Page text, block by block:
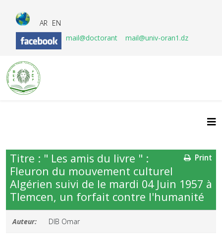
AR EN
mail@doctorant
mail@univ-oran1.dz
Print
Titre : " Les amis du livre " :
Fleuron du mouvement culturel
Algérien suivi de le mardi 04 Juin 1957 à
Tlemcen, un forfait contre l'humanité
Auteur: DIB Omar